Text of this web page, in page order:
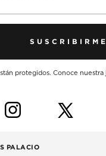
SUSCRIBIRME
protegidos. Conoce nuestra
i
PALACIO